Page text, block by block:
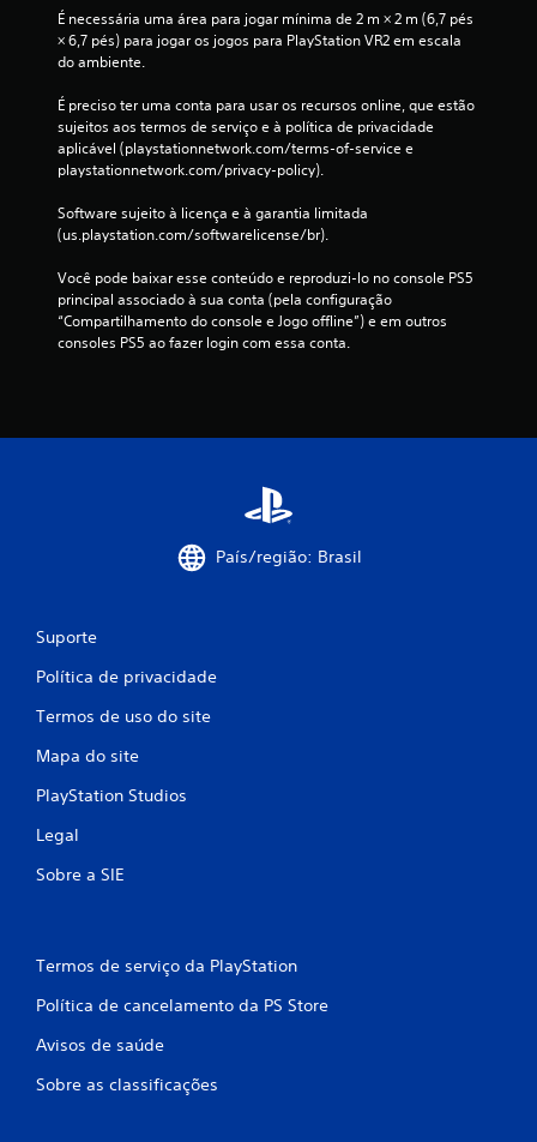
É necessária uma área para jogar mínima de 2 m × 2 m (6,7 pés
× 6,7 pés) para jogar os jogos para PlayStation VR2 em escala
do ambiente.
É preciso ter uma conta para usar os recursos online, que estão
sujeitos aos termos de serviço e à política de privacidade
aplicável (playstationnetwork.com/terms-of-service e
playstationnetwork.com/privacy-policy).
Software sujeito à licença e à garantia limitada
(us.playstation.com/softwarelicense/br).
Você pode baixar esse conteúdo e reproduzi-lo no console PS5
principal associado à sua conta (pela configuração
“Compartilhamento do console e Jogo offline”) e em outros
consoles PS5 ao fazer login com essa conta.
País/região: Brasil
Suporte
Política de privacidade
Termos de uso do site
Mapa do site
PlayStation Studios
Legal
Sobre a SIE
Termos de serviço da PlayStation
Política de cancelamento da PS Store
Avisos de saúde
Sobre as classificações